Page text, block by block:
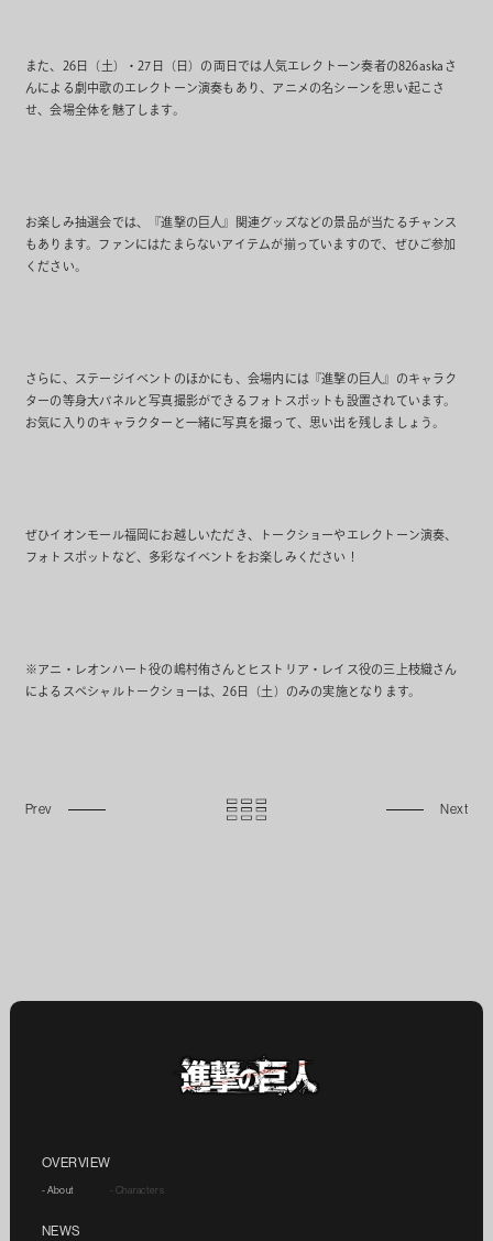
また、26日（土）・27日（日）の両日では人気エレクトーン奏者の826askaさ
んによる劇中歌のエレクトーン演奏もあり、アニメの名シーンを思い起こさ
せ、会場全体を魅了します。
お楽しみ抽選会では、『進撃の巨人』関連グッズなどの景品が当たるチャンス
もあります。ファンにはたまらないアイテムが揃っていますので、ぜひご参加
ください。
さらに、ステージイベントのほかにも、会場内には『進撃の巨人』のキャラク
ターの等身大パネルと写真撮影ができるフォトスポットも設置されています。
お気に入りのキャラクターと一緒に写真を撮って、思い出を残しましょう。
ぜひイオンモール福岡にお越しいただき、トークショーやエレクトーン演奏、
フォトスポットなど、多彩なイベントをお楽しみください！
※アニ・レオンハート役の嶋村侑さんとヒストリア・レイス役の三上枝織さん
によるスペシャルトークショーは、26日（土）のみの実施となります。
OVERVIEW
- About - Characters
NEWS